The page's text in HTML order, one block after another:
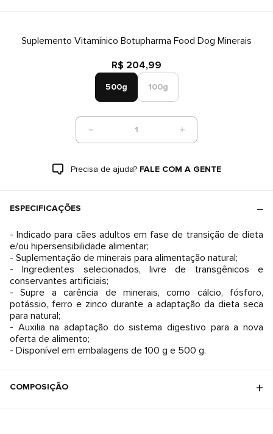
Suplemento Vitamínico Botupharma Food Dog Minerais
R$ 204,99
500g 100g
1
Precisa de ajuda? FALE COM A GENTE
ESPECIFICAÇÕES
- Indicado para cães adultos em fase de transição de dieta
e/ou hipersensibilidade alimentar;
- Suplementação de minerais para alimentação natural;
- Ingredientes selecionados, livre de transgênicos e
conservantes artificiais;
- Supre a carência de minerais, como cálcio, fósforo,
potássio, ferro e zinco durante a adaptação da dieta seca
para natural;
- Auxilia na adaptação do sistema digestivo para a nova
oferta de alimento;
- Disponível em embalagens de 100 g e 500 g.
COMPOSIÇÃO